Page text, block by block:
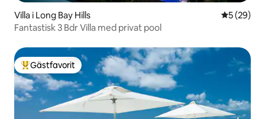
Villa i Long Bay Hills 5 av 5 i
5 (29)
Fantastisk 3 Bdr Villa med privat pool
Populär gästfavorit
Gästfavorit